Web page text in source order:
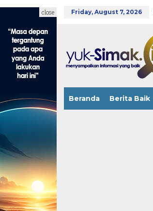
Friday, August 7, 2026
Beranda Berita Baik
close